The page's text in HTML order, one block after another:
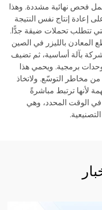
فحص نهائية مشددة. وهذا
إعادة إنتاج نفس النتيجة
تتطلب تحملات ضيقة جدًّا.
المعادن بالليزر في الصين
بآلة أساسية، ثم تضيف
برمجية. ويحمي هذا
من مخاطر التوسّع. ولاتخاذ
لأنها ترتبط مباشرةً
في الوقت المحدد، وهي